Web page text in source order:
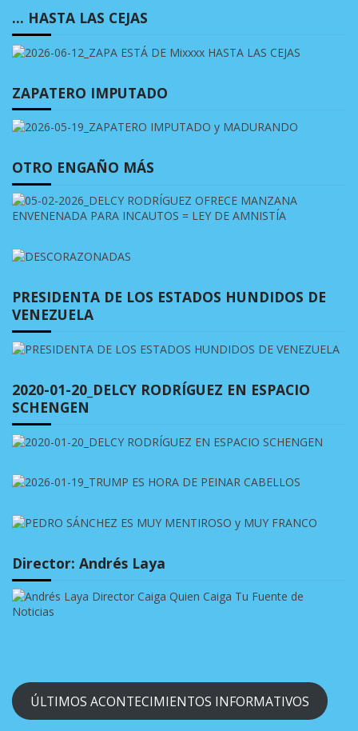
… HASTA LAS CEJAS
ZAPATERO IMPUTADO
OTRO ENGAÑO MÁS
PRESIDENTA DE LOS ESTADOS HUNDIDOS DE
VENEZUELA
2020-01-20_DELCY RODRÍGUEZ EN ESPACIO
SCHENGEN
Director: Andrés Laya
ÚLTIMOS ACONTECIMIENTOS INFORMATIVOS